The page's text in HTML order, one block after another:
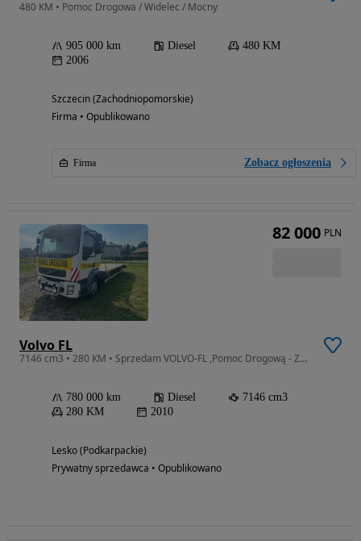
480 KM • Pomoc Drogowa / Widelec / Mocny
905 000 km Diesel
480 KM
2006
Szczecin (Zachodniopomorskie)
Firma • Opublikowano
Firma Zobacz ogłoszenia
Volvo FL
7146 cm3 • 280 KM • Sprzedam VOLVO-FL ,Pomoc Drogową - ZAMIANA
780 000 km Diesel
7146 cm3
280 KM
2010
Lesko (Podkarpackie)
Prywatny sprzedawca • Opublikowano
82 000 PLN